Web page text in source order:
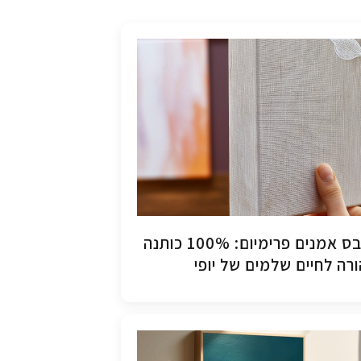
קנבס אמנים פרימיום: 100% כותנה
לחיים שלמים של יופי